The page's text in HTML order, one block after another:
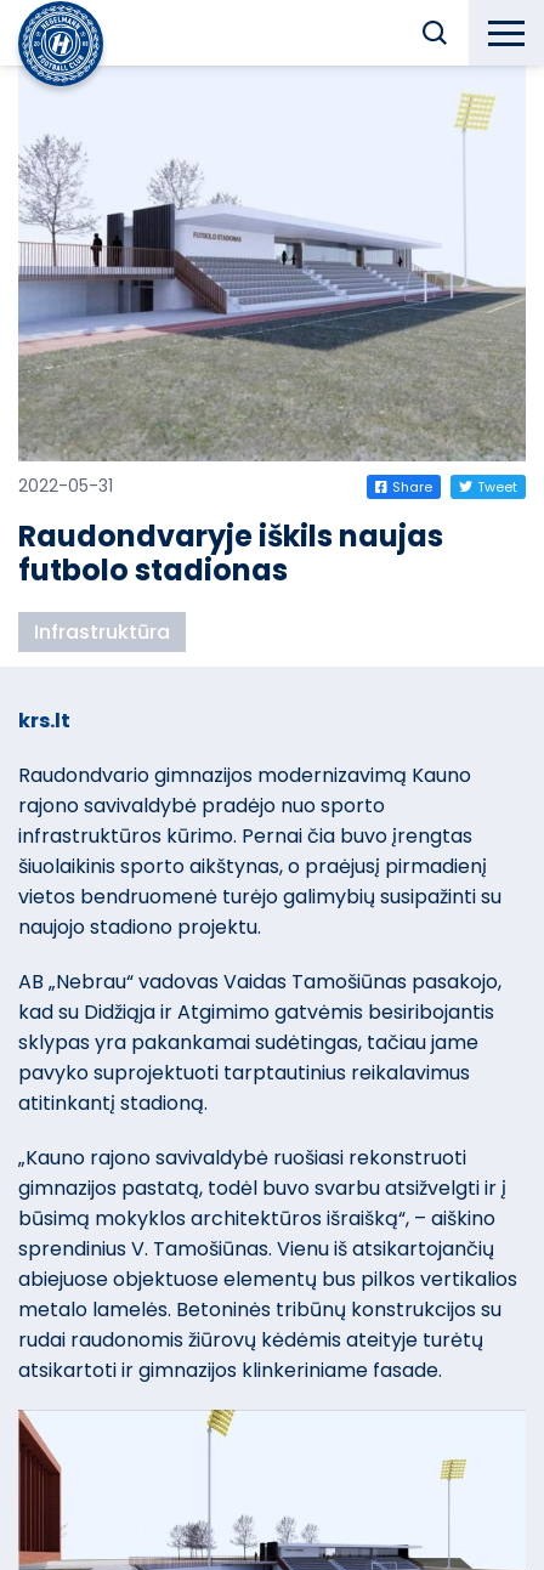
2022-05-31 Share Tweet
Raudondvaryje iškils naujas
futbolo stadionas
Infrastruktūra
krs.lt
Raudondvario gimnazijos modernizavimą Kauno
rajono savivaldybė pradėjo nuo sporto
infrastruktūros kūrimo. Pernai čia buvo įrengtas
šiuolaikinis sporto aikštynas, o praėjusį pirmadienį
vietos bendruomenė turėjo galimybių susipažinti su
naujojo stadiono projektu.
AB „Nebrau“ vadovas Vaidas Tamošiūnas pasakojo,
kad su Didžiąja ir Atgimimo gatvėmis besiribojantis
sklypas yra pakankamai sudėtingas, tačiau jame
pavyko suprojektuoti tarptautinius reikalavimus
atitinkantį stadioną.
„Kauno rajono savivaldybė ruošiasi rekonstruoti
gimnazijos pastatą, todėl buvo svarbu atsižvelgti ir į
būsimą mokyklos architektūros išraišką“, – aiškino
sprendinius V. Tamošiūnas. Vienu iš atsikartojančių
abiejuose objektuose elementų bus pilkos vertikalios
metalo lamelės. Betoninės tribūnų konstrukcijos su
rudai raudonomis žiūrovų kėdėmis ateityje turėtų
atsikartoti ir gimnazijos klinkeriniame fasade.